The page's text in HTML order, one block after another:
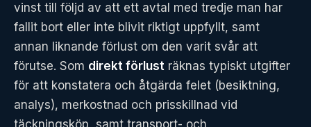
vinst till följd av att ett avtal med tredje man har
fallit bort eller inte blivit riktigt uppfyllt, samt
annan liknande förlust om den varit svår att
förutse. Som direkt förlust räknas typiskt utgifter
för att konstatera och åtgärda felet (besiktning,
analys), merkostnad och prisskillnad vid
täckningsköp, samt transport- och